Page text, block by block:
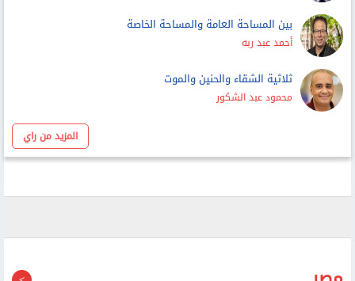
المشهد الذى لم تكتبه السينما.. صلاح يدخل تركيا من بوابة الحب
خالد محمود
بين المساحة العامة والمساحة الخاصة
أحمد عبد ربه
محمود عبد الشكور
المزيد من راي